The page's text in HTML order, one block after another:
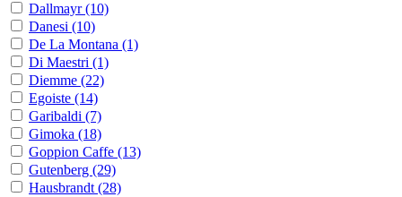
Dallmayr(10)
Danesi (10)
De La Montana (1)
Di Maestri (1)
Diemme (22)
Egoiste (14)
Garibaldi (7)
Gimoka (18)
Goppion Caffe (13)
Gutenberg (29)
Hausbrandt (28)